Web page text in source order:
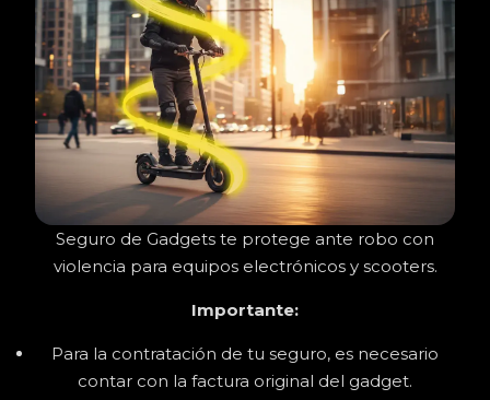
Seguro de Gadgets te protege ante robo con
violencia para equipos electrónicos y scooters.
Importante:
Para la contratación de tu seguro, es necesario
contar con la factura original del gadget.